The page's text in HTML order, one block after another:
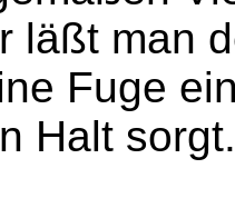
läßt man
Fuge
Halt sorgt.